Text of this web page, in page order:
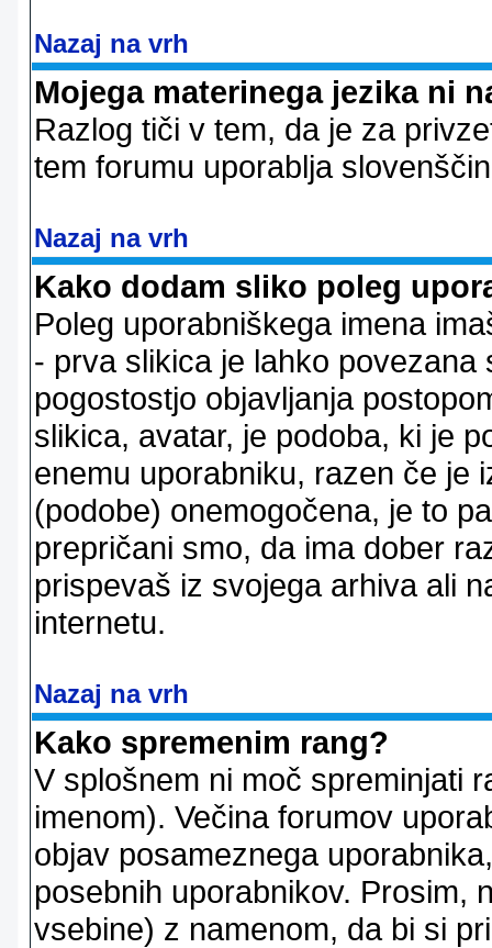
Nazaj na vrh
Mojega materinega jezika ni
Razlog tiči v tem, da je za
tem forumu uporablja
Nazaj na vrh
Kako dodam sliko poleg
Poleg uporabniškega imena
- prva slikica je lahko
pogostostjo objavljanja
slikica, avatar, je podoba, ki je
enemu uporabniku, razen če je
(podobe) onemogočena, je to
prepričani smo, da ima dober
prispevaš iz svojega arhiva ali
internetu.
Nazaj na vrh
Kako spremenim rang?
V splošnem ni moč spreminjati
imenom). Večina forumov
objav posameznega
posebnih uporabnikov. Prosim,
vsebine) z namenom, da bi si